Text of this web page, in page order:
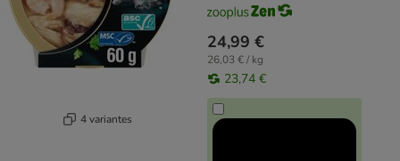
4 variantes
24,99 €
26,03 € / kg
23,74 €